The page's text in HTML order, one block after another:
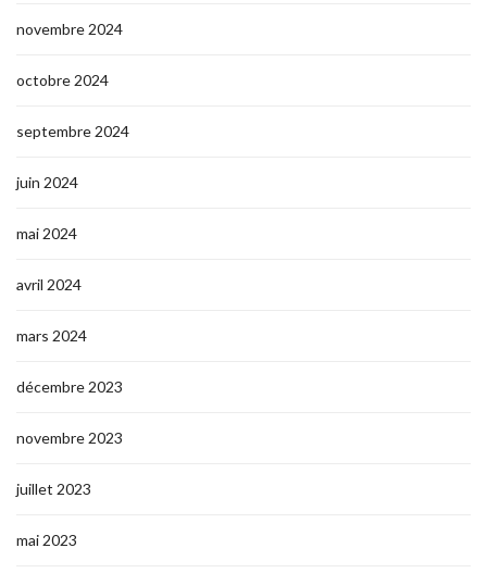
novembre 2024
octobre 2024
septembre 2024
juin 2024
mai 2024
avril 2024
mars 2024
décembre 2023
novembre 2023
juillet 2023
mai 2023